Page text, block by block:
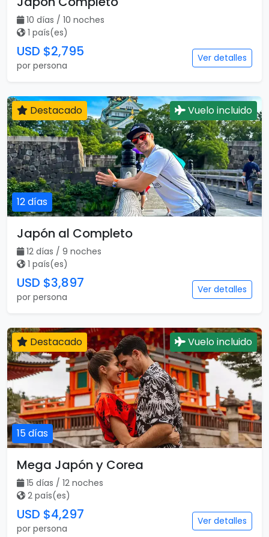
10 días / 10 noches
1 país(es)
USD $2,795
por persona
Ver detalles
12 días
Destacado Vuelo incluido
Japón al Completo
12 días / 9 noches
1 país(es)
USD $3,897
por persona
Ver detalles
15 días
Destacado Vuelo incluido
Mega Japón y Corea
15 días / 12 noches
2 país(es)
USD $4,297
por persona
Ver detalles